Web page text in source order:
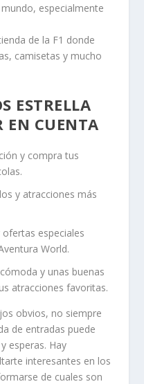
especialmente
de la F1 donde
camisetas y mucho
ESTRELLA
EN CUENTA
ón y compra tus
as.
os y atracciones más
ofertas especiales
ventura World.
cómoda y unas buenas
us atracciones favoritas.
obvios, no siempre
de entradas puede
esperas. Hay
interesantes en los
de cuales son